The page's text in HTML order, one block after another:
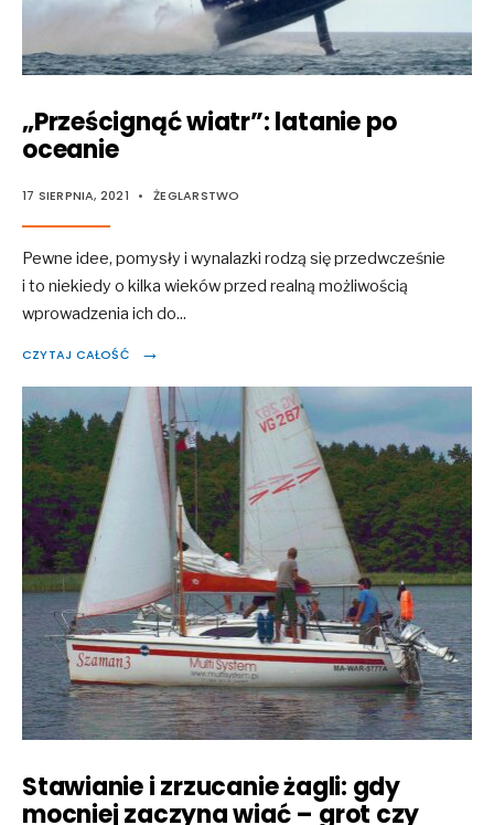
„Prześcignąć wiatr”: latanie po
oceanie
17 SIERPNIA, 2021 • ŻEGLARSTWO
Pewne idee, pomysły i wynalazki rodzą się przedwcześnie
i to niekiedy o kilka wieków przed realną możliwością
wprowadzenia ich do...
CZYTAJ CAŁOŚĆ →
Stawianie i zrzucanie żagli: gdy
mocniej zaczyna wiać – grot czy